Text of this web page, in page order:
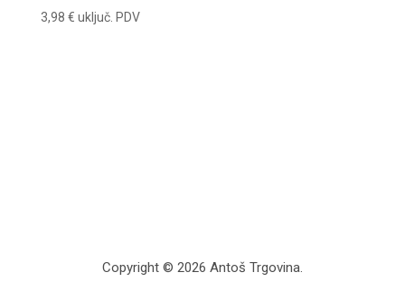
3,98 € uključ. PDV
Copyright © 2026 Antoš Trgovina.